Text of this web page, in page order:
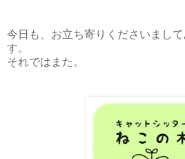
今日も、お立ち寄りくださいまし
す。
それではまた。